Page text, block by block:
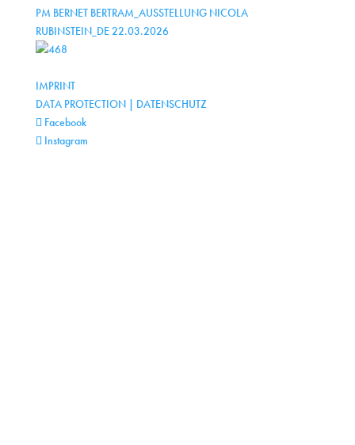
PM BERNET BERTRAM_AUSSTELLUNG NICOLA
RUBINSTEIN_DE 22.03.2026
IMPRINT
DATA PROTECTION | DATENSCHUTZ
Facebook
Instagram